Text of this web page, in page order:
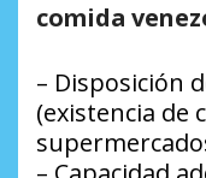
comida
– Disposición
(existencia de